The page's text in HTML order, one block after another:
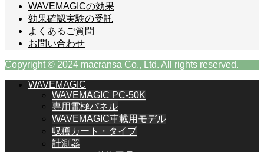
WAVEMAGICの効果
効果確認実験の受託
よくあるご質問
お問い合わせ
Copyright © 2024 macransa Co., Ltd. All rights reserved.
WAVEMAGIC
WAVEMAGIC PC-50K
専用電極パネル
WAVEMAGIC車載用モデル
収穫カート・タイプ
計測器